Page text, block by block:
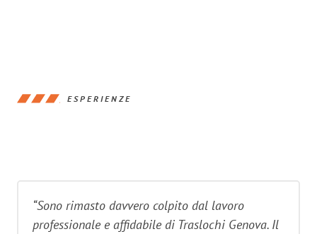
ESPERIENZE
“Sono rimasto davvero colpito dal lavoro
professionale e affidabile di Traslochi Genova. Il